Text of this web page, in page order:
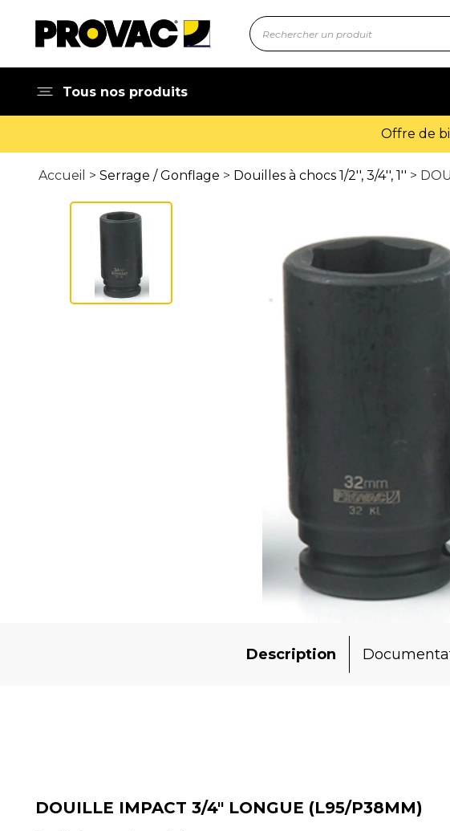
Tous nos produits
Offre de
Accueil > Serrage / Gonflage > Douilles à chocs 1/2'', 3/4'', 1'' >
Description
DOUILLE IMPACT 3/4" LONGUE (L95/P38MM)